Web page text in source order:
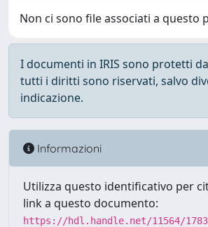
Non ci sono file associati a questo
I documenti in IRIS sono protetti
tutti i diritti sono riservati, salvo
indicazione.
Informazioni
Utilizza questo identificativo per
link a questo documento:
https://hdl.handle.net/11564/